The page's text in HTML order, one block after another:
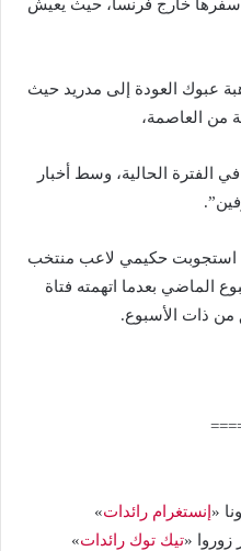
سفرها خارج فرنسا، حيث يعيش
عبوك العودة إلى مدريد حيث
من العاصمة،
الفترة الحالية، وسط أخبار
استجوبت حكيمي لاعب منتخب
الماضي بعدما اتهمته فتاة
من ذات الأسبوع.
« إنستغرام رائدات»
زوروا «تيك توك رائدات»